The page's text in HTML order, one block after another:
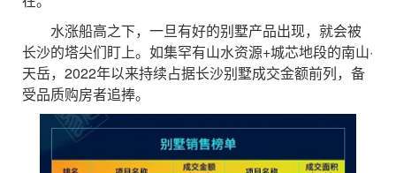
水涨船高之下，一旦有好的别墅产品出现，就会被
长沙的塔尖们盯上。如集罕有山水资源+城芯地段的南山·
天岳，2022年以来持续占据长沙别墅成交金额前列，备
受品质购房者追捧。